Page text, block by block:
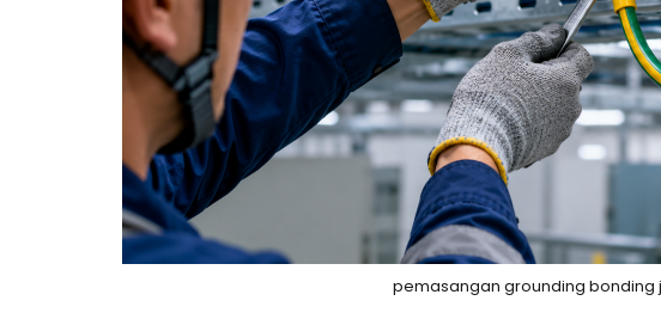
pemasangan grounding bonding